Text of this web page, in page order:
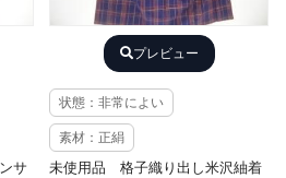
サ
プレビュー
状態：非常によい
素材：正絹
未使用品 格子織り出し米沢紬着